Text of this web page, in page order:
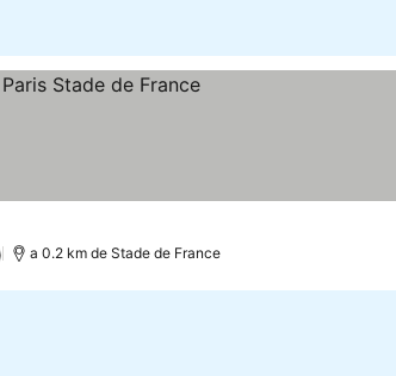
a 0.2 km de Stade de France